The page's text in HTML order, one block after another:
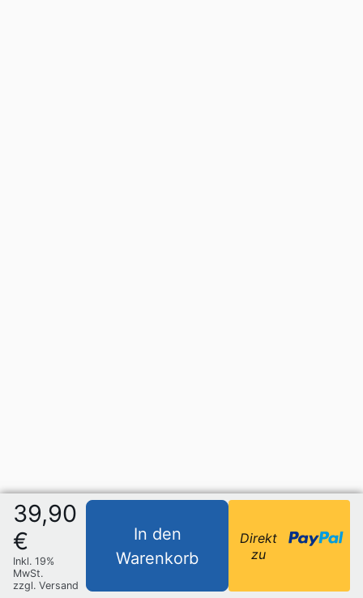
39,90
€
Inkl. 19%
MwSt.
zzgl. Versand
In den
Warenkorb
Direkt
zu